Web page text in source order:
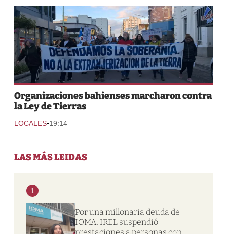
Organizaciones bahienses marcharon contra
la Ley de Tierras
LOCALES-19:14
LAS MÁS LEIDAS
1
Por una millonaria deuda de
IOMA, IREL suspendió
prestaciones a personas con